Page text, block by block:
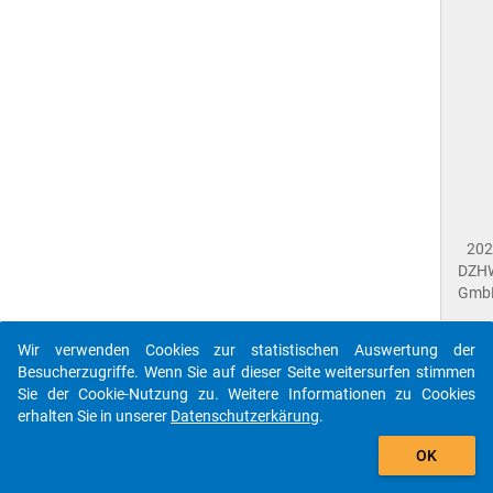
Wir verwenden Cookies zur statistischen Auswertung der
Besucherzugriffe. Wenn Sie auf dieser Seite weitersurfen stimmen
Sie der Cookie-Nutzung zu. Weitere Informationen zu Cookies
erhalten Sie in unserer Datenschutzerkärung.
OK